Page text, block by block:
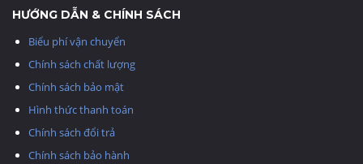
HƯỚNG DẪN & CHÍNH SÁCH
Biểu phí vận chuyển
Chính sách chất lượng
Chính sách bảo mật
Hình thức thanh toán
Chính sách đổi trả
Chính sách bảo hành